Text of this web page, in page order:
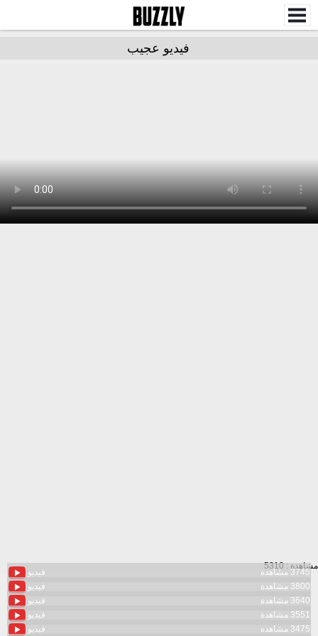
فيديو عجيب
مشاهدة : 5310
فيديو
3745 مشاهدة
فيديو
3800 مشاهدة
فيديو
3640 مشاهدة
فيديو
3551 مشاهدة
فيديو
3475 مشاهدة